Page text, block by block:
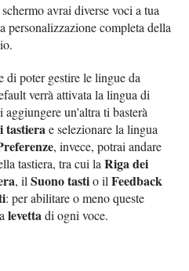
avrai diverse voci a tua
personalizzazione completa della
di poter gestire le lingue da
verrà attivata la lingua di
aggiungere un'altra ti basterà
tastierae selezionare la lingua
, invece, potrai andare
tastiera, tra cui laRiga dei
, ilSuono tastio ilFeedback
: per abilitare o meno queste
levettadi ogni voce.